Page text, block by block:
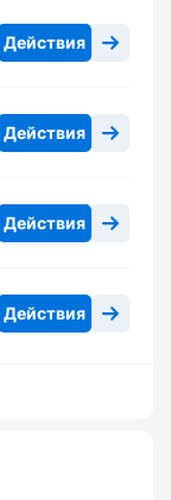
Действия
Действия
Действия
Действия